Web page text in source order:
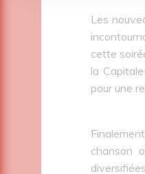
Les
cette
la
pour une
chanson